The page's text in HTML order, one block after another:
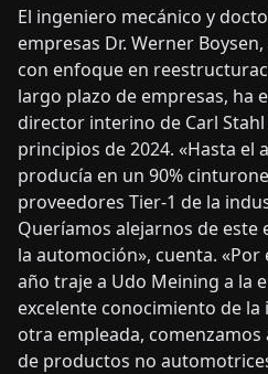
El ingeniero mecánico y
empresas Dr. Werner
con enfoque en
largo plazo de empresas, ha
director interino de Carl Stahl
principios de 2024. «Hasta el
producía en un 90%
proveedores Tier-1 de la
Queríamos alejarnos de este
la automoción», cuenta. «Por
año traje a Udo Meining a la
excelente conocimiento de
otra empleada,
de productos no